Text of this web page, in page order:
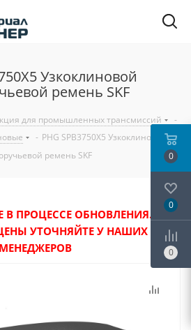
Узкоклиновой
ремень SKF
для промышленных трансмиссий
-
- PHG SPB3750X5 Узкоклиновой
ремень SKF
В ПРОЦЕССЕ ОБНОВЛЕНИЯ.
УТОЧНЯЙТЕ У НАШИХ
МЕНЕДЖЕРОВ
0
0
0